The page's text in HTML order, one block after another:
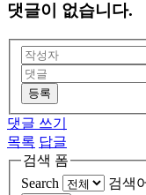
댓글이 없습니다.
등록
댓글 쓰기
목록 답글
검색 폼
Search
검색